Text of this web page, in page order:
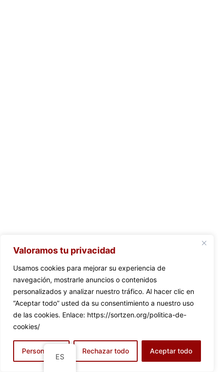
Valoramos tu privacidad
Usamos cookies para mejorar su experiencia de
navegación, mostrarle anuncios o contenidos
personalizados y analizar nuestro tráfico. Al hacer clic en
“Aceptar todo” usted da su consentimiento a nuestro uso
de las cookies. Enlace: https://sortzen.org/politica-de-
cookies/
Personalizar Rechazar todo Aceptar todo
ES